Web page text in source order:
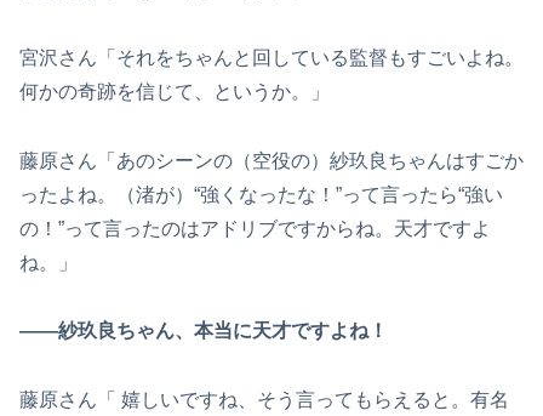
宮沢さん「それをちゃんと回している監督もすごいよね。
何かの奇跡を信じて、というか。」
藤原さん「あのシーンの（空役の）紗玖良ちゃんはすごか
ったよね。（渚が）“強くなったな！”って言ったら“強い
の！”って言ったのはアドリブですからね。天才ですよ
ね。」
――紗玖良ちゃん、本当に天才ですよね！
藤原さん「 嬉しいですね、そう言ってもらえると。有名